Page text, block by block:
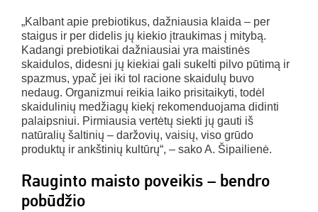
„Kalbant apie prebiotikus, dažniausia klaida – per
staigus ir per didelis jų kiekio įtraukimas į mitybą.
Kadangi prebiotikai dažniausiai yra maistinės
skaidulos, didesni jų kiekiai gali sukelti pilvo pūtimą ir
spazmus, ypač jei iki tol racione skaidulų buvo
nedaug. Organizmui reikia laiko prisitaikyti, todėl
skaidulinių medžiagų kiekį rekomenduojama didinti
palaipsniui. Pirmiausia vertėtų siekti jų gauti iš
natūralių šaltinių – daržovių, vaisių, viso grūdo
produktų ir ankštinių kultūrų“, – sako A. Šipailienė.
Rauginto maisto poveikis – bendro
pobūdžio